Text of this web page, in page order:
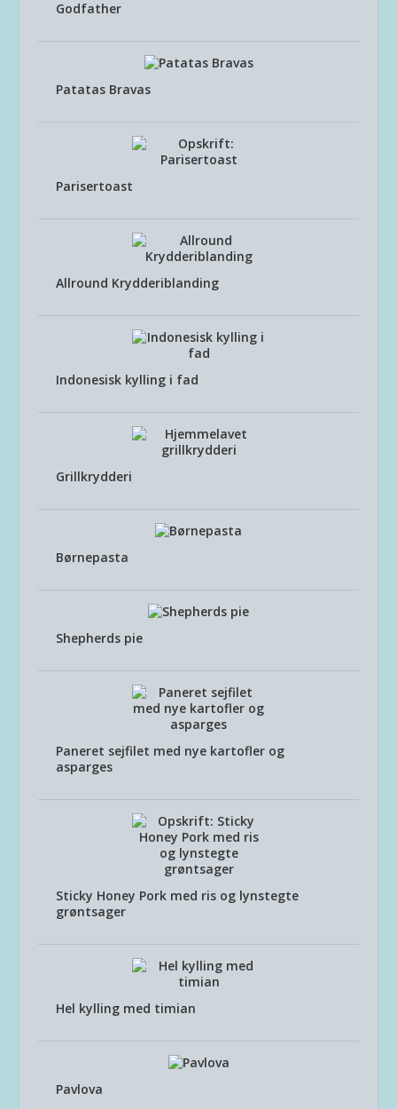
Godfather
Patatas Bravas
Parisertoast
Allround Krydderiblanding
Indonesisk kylling i fad
Grillkrydderi
Børnepasta
Shepherds pie
Paneret sejfilet med nye kartofler og
asparges
Sticky Honey Pork med ris og lynstegte
grøntsager
Hel kylling med timian
Pavlova